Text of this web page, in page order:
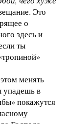
Это
о
здесь и
ты
менять
упадешь в
покажутся